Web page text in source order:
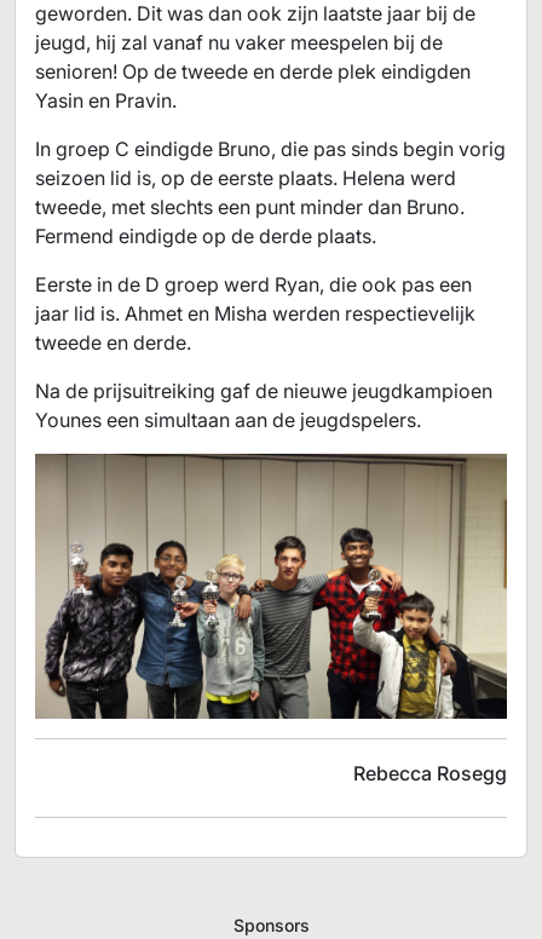
geworden. Dit was dan ook zijn laatste jaar bij de
jeugd, hij zal vanaf nu vaker meespelen bij de
senioren! Op de tweede en derde plek eindigden
Yasin en Pravin.
In groep C eindigde Bruno, die pas sinds begin vorig
seizoen lid is, op de eerste plaats. Helena werd
tweede, met slechts een punt minder dan Bruno.
Fermend eindigde op de derde plaats.
Eerste in de D groep werd Ryan, die ook pas een
jaar lid is. Ahmet en Misha werden respectievelijk
tweede en derde.
Na de prijsuitreiking gaf de nieuwe jeugdkampioen
Younes een simultaan aan de jeugdspelers.
Rebecca Rosegg
Sponsors